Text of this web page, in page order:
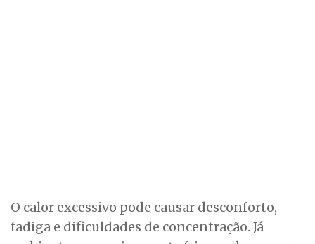
O calor excessivo pode causar desconforto,
fadiga e dificuldades de concentração. Já